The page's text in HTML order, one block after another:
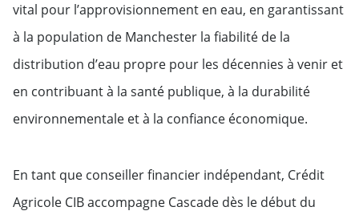
vital pour l’approvisionnement en eau, en garantissant
à la population de Manchester la fiabilité de la
distribution d’eau propre pour les décennies à venir et
en contribuant à la santé publique, à la durabilité
environnementale et à la confiance économique.
En tant que conseiller financier indépendant, Crédit
Agricole CIB accompagne Cascade dès le début du